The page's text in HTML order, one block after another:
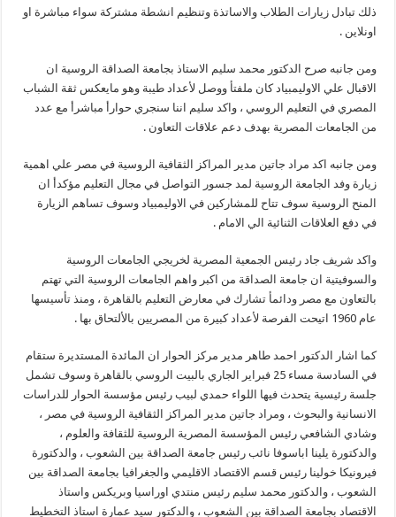
ذلك تبادل زيارات الطلاب والاساتذة وتنظيم انشطة مشتركة سواء مباشرة او
اونلاين .
ومن جانبه صرح الدكتور محمد سليم الاستاذ بجامعة الصداقة الروسية ان
الاقبال علي الاوليمبياد كان ملفتأ ووصل لأعداد طيبة وهو مايعكس ثقة الشباب
المصري في التعليم الروسي ، واكد سليم اننا سنجري حوارأ مباشرأ مع عدد
من الجامعات المصرية بهدف دعم علاقات التعاون .
ومن جانبه اكد مراد جاتين مدير المراكز الثقافية الروسية في مصر علي اهمية
زيارة وفد الجامعة الروسية لمد جسور التواصل في مجال التعليم مؤكدأ ان
المنح الروسية سوف تتاح للمشاركين في الاوليمبياد وسوف تساهم الزيارة
في دفع العلاقات الثنائية الي الامام .
واكد شريف جاد رئيس الجمعية المصرية لخريجي الجامعات الروسية
والسوفيتية ان جامعة الصداقة من اكبر واهم الجامعات الروسية التي تهتم
بالتعاون مع مصر ودائمأ تشارك في معارض التعليم بالقاهرة ، ومنذ تأسيسها
عام 1960 اتيحت الفرصة لأعداد كبيرة من المصريين بالألتحاق بها .
كما اشار الدكتور احمد طاهر مدير مركز الحوار ان المائدة المستديرة ستقام
في السادسة مساء 25 فبراير الجاري بالبيت الروسي بالقاهرة وسوف تشمل
جلسة رئيسية يتحدث فيها اللواء حمدي لبيب رئيس مؤسسة الحوار للدراسات
الانسانية والبحوث ، ومراد جاتين مدير المراكز الثقافية الروسية في مصر ،
وشادي الشافعي رئيس المؤسسة المصرية الروسية للثقافة والعلوم ،
والدكتورة يلينا اباسوفا نائب رئيس جامعة الصداقة بين الشعوب ، والدكتورة
فيرونيكا خولينا رئيس قسم الاقتصاد الاقليمي والجغرافيا بجامعة الصداقة بين
الشعوب ، والدكتور محمد سليم رئيس منتدي اوراسيا وبريكس واستاذ
الاقتصاد بجامعة الصداقة بين الشعوب ، والدكتور سيد عمارة استاذ التخطيط